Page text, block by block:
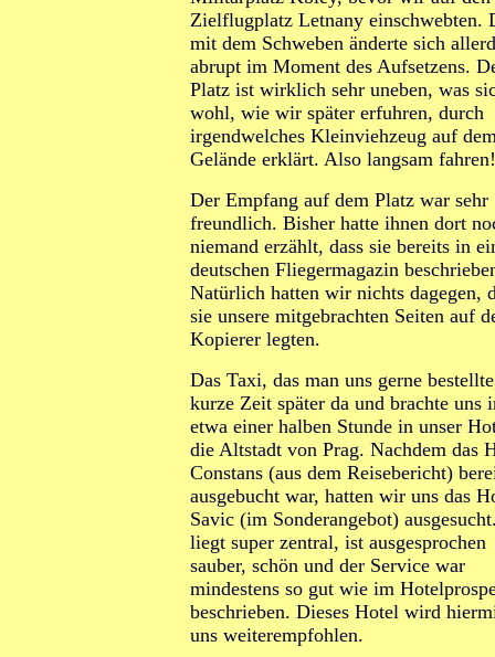
Zielflugplatz Letnany einschwebten.
mit dem Schweben änderte sich
abrupt im Moment des Aufsetzens.
Platz ist wirklich sehr uneben, was
wohl, wie wir später erfuhren, durch
irgendwelches Kleinviehzeug auf
Gelände erklärt. Also langsam fahren!
Der Empfang auf dem Platz war sehr
freundlich. Bisher hatte ihnen dort
niemand erzählt, dass sie bereits in
deutschen Fliegermagazin
Natürlich hatten wir nichts dagegen,
sie unsere mitgebrachten Seiten auf
Kopierer legten.
Das Taxi, das man uns gerne
kurze Zeit später da und brachte uns
etwa einer halben Stunde in unser
die Altstadt von Prag. Nachdem das
Constans (aus dem Reisebericht)
ausgebucht war, hatten wir uns das
Savic (im Sonderangebot)
liegt super zentral, ist ausgesprochen
sauber, schön und der Service war
mindestens so gut wie im
beschrieben. Dieses Hotel wird
uns weiterempfohlen.